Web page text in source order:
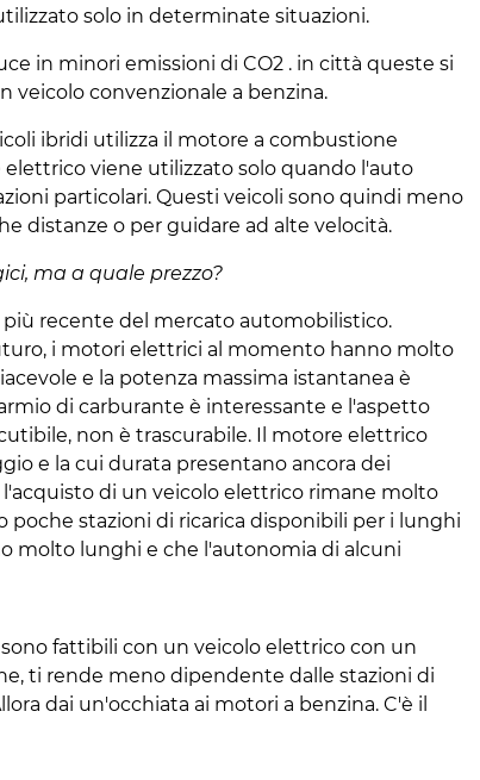
solo in determinate situazioni.
in minori emissioni di CO2 . in città queste si
veicolo convenzionale a benzina.
ibridi utilizza il motore a combustione
viene utilizzato solo quando l'auto
particolari. Questi veicoli sono quindi meno
distanze o per guidare ad alte velocità.
ma a quale prezzo?
recente del mercato automobilistico.
i motori elettrici al momento hanno molto
e la potenza massima istantanea è
di carburante è interessante e l'aspetto
non è trascurabile. Il motore elettrico
e la cui durata presentano ancora dei
di un veicolo elettrico rimane molto
poche stazioni di ricarica disponibili per i lunghi
molto lunghi e che l'autonomia di alcuni
fattibili con un veicolo elettrico con un
ti rende meno dipendente dalle stazioni di
dai un'occhiata ai motori a benzina. C'è il